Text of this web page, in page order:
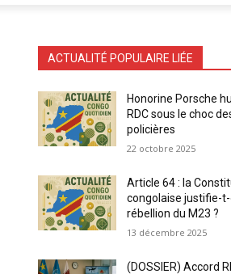
ACTUALITÉ POPULAIRE LIÉE
Honorine Porsche
RDC sous le choc
policières
22 octobre 2025
Article 64 : la
congolaise justifie-t-
rébellion du M23 ?
13 décembre 2025
(DOSSIER) Accord